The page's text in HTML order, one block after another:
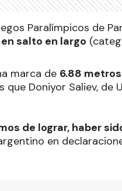
Paralímpicos de
salto en largo
marca de 6.88 metros
que Doniyor Saliev, de
de lograr, haber
en